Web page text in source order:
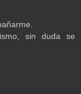
sin duda se